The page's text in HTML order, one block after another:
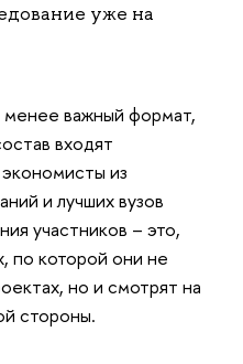
уже на
важный формат,
входят
из
и лучших вузов
участников – это,
по которой они не
но и смотрят на
стороны.